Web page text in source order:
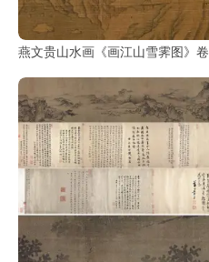
燕文贵山水画《画江山雪霁图》卷